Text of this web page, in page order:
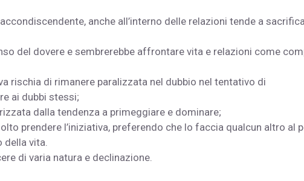
anche all’interno delle relazioni tende a
del dovere e sembrerebbe affrontare vita e relazioni come
rischia di rimanere paralizzata nel dubbio nel tentativo di
ai dubbi stessi;
dalla tendenza a primeggiare e dominare;
prendere l’iniziativa, preferendo che lo faccia qualcun altro al
della vita.
di varia natura e declinazione.